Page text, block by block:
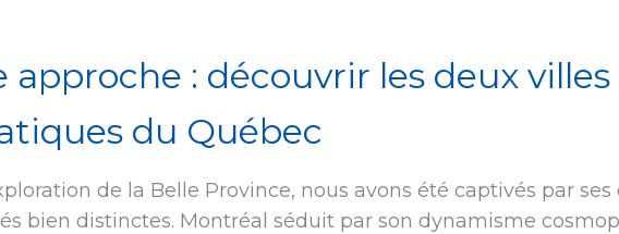
approche : découvrir les deux villes
du Québec
de la Belle Province, nous avons été captivés par
bien distinctes. Montréal séduit par son dynamisme